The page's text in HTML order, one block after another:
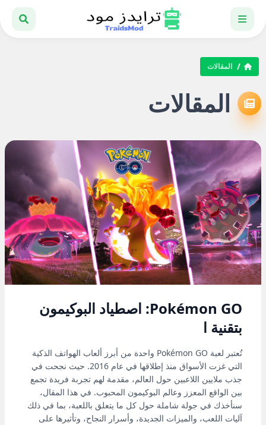
المقالات
المقالات
Pokémon GO: اصطياد البوكيمون
بتقنية ا
تُعتبر لعبة Pokémon GO واحدة من أبرز ألعاب الهواتف الذكية
التي غزت الأسواق منذ إطلاقها في عام 2016. حيث نجحت في
جذب ملايين اللاعبين حول العالم، مقدمة لهم تجربة فريدة تجمع
بين الواقع المعزز وعالم البوكيمون المحبوب. في هذا المقال،
سنأخذك في جولة شاملة حول كل ما يتعلق باللعبة، بما في ذلك
آليات اللعب، والميزات الجديدة، وأسرار النجاح، وتأثيرها على